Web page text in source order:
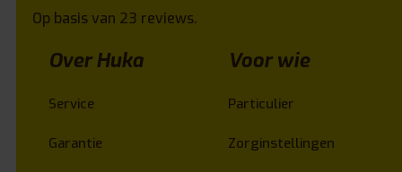
Op basis van 23 reviews.
Over Huka
Service
Garantie
Voor wie
Particulier
Zorginstellingen